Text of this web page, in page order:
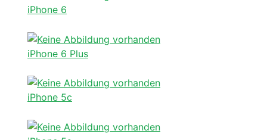
iPhone 6
iPhone 6 Plus
iPhone 5c